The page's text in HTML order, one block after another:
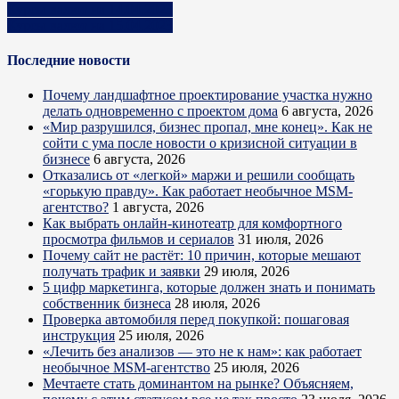
Последние новости
Почему ландшафтное проектирование участка нужно
делать одновременно с проектом дома 6 августа, 2026
«Мир разрушился, бизнес пропал, мне конец». Как не
сойти с ума после новости о кризисной ситуации в
бизнесе 6 августа, 2026
Отказались от «легкой» маржи и решили сообщать
«горькую правду». Как работает необычное MSM-
агентство? 1 августа, 2026
Как выбрать онлайн-кинотеатр для комфортного
просмотра фильмов и сериалов 31 июля, 2026
Почему сайт не растёт: 10 причин, которые мешают
получать трафик и заявки 29 июля, 2026
5 цифр маркетинга, которые должен знать и понимать
собственник бизнеса 28 июля, 2026
Проверка автомобиля перед покупкой: пошаговая
инструкция 25 июля, 2026
«Лечить без анализов — это не к нам»: как работает
необычное MSM-агентство 25 июля, 2026
Мечтаете стать доминантом на рынке? Объясняем,